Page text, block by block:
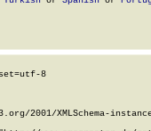
8
2001/XMLSchema-